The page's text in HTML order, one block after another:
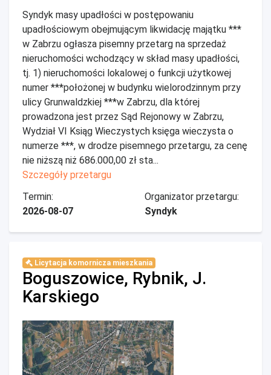
Syndyk masy upadłości w postępowaniu
upadłościowym obejmującym likwidację majątku ***
w Zabrzu ogłasza pisemny przetarg na sprzedaż
nieruchomości wchodzący w skład masy upadłości,
tj. 1) nieruchomości lokalowej o funkcji użytkowej
numer ***położonej w budynku wielorodzinnym przy
ulicy Grunwaldzkiej ***w Zabrzu, dla której
prowadzona jest przez Sąd Rejonowy w Zabrzu,
Wydział VI Ksiąg Wieczystych księga wieczysta o
numerze ***, w drodze pisemnego przetargu, za cenę
nie niższą niż 686.000,00 zł sta...
Szczegóły przetargu
Termin:
2026-08-07
Organizator przetargu:
Syndyk
Licytacja komornicza mieszkania
Boguszowice, Rybnik, J.
Karskiego